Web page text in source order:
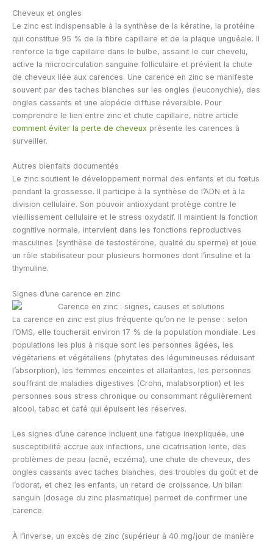
Cheveux et ongles
Le zinc est indispensable à la synthèse de la kératine, la protéine
qui constitue 95 % de la fibre capillaire et de la plaque unguéale. Il
renforce la tige capillaire dans le bulbe, assainit le cuir chevelu,
active la microcirculation sanguine folliculaire et prévient la chute
de cheveux liée aux carences. Une carence en zinc se manifeste
souvent par des taches blanches sur les ongles (leuconychie), des
ongles cassants et une alopécie diffuse réversible. Pour
comprendre le lien entre zinc et chute capillaire, notre article
comment éviter la perte de cheveux présente les carences à
surveiller.
Autres bienfaits documentés
Le zinc soutient le développement normal des enfants et du fœtus
pendant la grossesse. Il participe à la synthèse de l’ADN et à la
division cellulaire. Son pouvoir antioxydant protège contre le
vieillissement cellulaire et le stress oxydatif. Il maintient la fonction
cognitive normale, intervient dans les fonctions reproductives
masculines (synthèse de testostérone, qualité du sperme) et joue
un rôle stabilisateur pour plusieurs hormones dont l’insuline et la
thymuline.
Signes d’une carence en zinc
La carence en zinc est plus fréquente qu’on ne le pense : selon
l’OMS, elle toucherait environ 17 % de la population mondiale. Les
populations les plus à risque sont les personnes âgées, les
végétariens et végétaliens (phytates des légumineuses réduisant
l’absorption), les femmes enceintes et allaitantes, les personnes
souffrant de maladies digestives (Crohn, malabsorption) et les
personnes sous stress chronique ou consommant régulièrement
alcool, tabac et café qui épuisent les réserves.
Les signes d’une carence incluent une fatigue inexpliquée, une
susceptibilité accrue aux infections, une cicatrisation lente, des
problèmes de peau (acné, eczéma), une chute de cheveux, des
ongles cassants avec taches blanches, des troubles du goût et de
l’odorat, et chez les enfants, un retard de croissance. Un bilan
sanguin (dosage du zinc plasmatique) permet de confirmer une
carence.
À l’inverse, un excès de zinc (supérieur à 40 mg/jour de manière